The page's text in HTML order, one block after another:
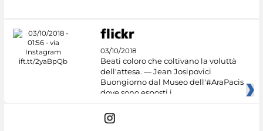
03/10/2018
Beati coloro che coltivano la voluttà
dell'attesa. — Jean Josipovici
Buongiorno dal Museo dell'#AraPacis
dove sono esposti i